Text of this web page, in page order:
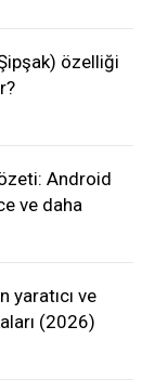
özelliği
Android
ve daha
yaratıcı ve
(2026)